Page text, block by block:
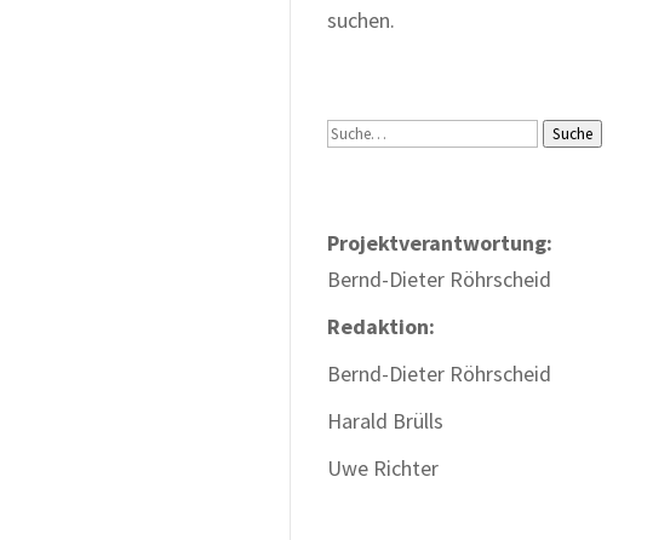
suchen.
Suche Suche
Projektverantwortung:
Bernd-Dieter Röhrscheid
Redaktion:
Bernd-Dieter Röhrscheid
Harald Brülls
Uwe Richter